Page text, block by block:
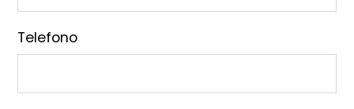
Telefono